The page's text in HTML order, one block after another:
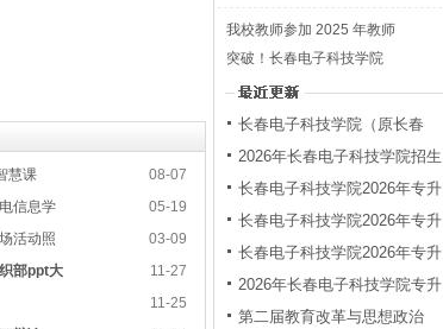
我校教师参加 2025 年教师
突破！长春电子科技学院
长春电子科技学院（原长春
2026年长春电子科技学院招生
长春电子科技学院2026年专升
长春电子科技学院2026年专升
长春电子科技学院2026年专升
2026年长春电子科技学院专升
第二届教育改革与思想政治
08-07
慧课
05-19
信息学
03-09
活动照
11-27
部ppt大
11-25